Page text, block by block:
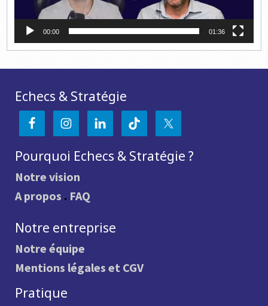
00:00 01:36
Echecs & Stratégie
Pourquoi Echecs & Stratégie ?
Notre vision
A propos . FAQ
Notre entreprise
Notre équipe
Mentions légales et CGV
Pratique